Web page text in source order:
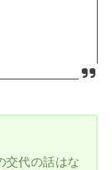
交代の話はな